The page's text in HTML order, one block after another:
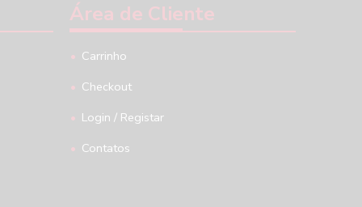
Área de Cliente
Carrinho
Checkout
Login / Registar
Contatos